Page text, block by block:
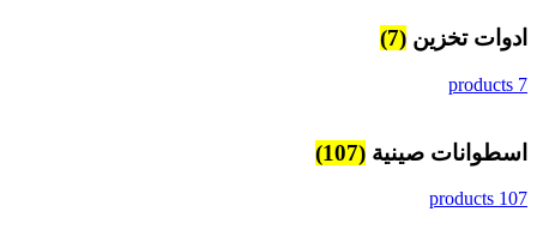
ادوات تخزين (7)
7 products
اسطوانات صينية (107)
107 products